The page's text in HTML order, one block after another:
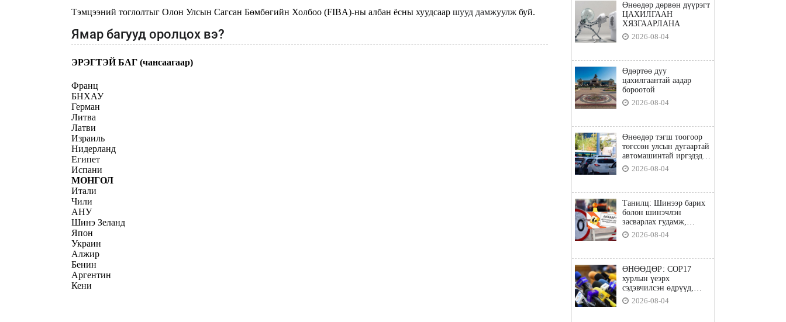
Тэмцээний тоглолтыг Олон Улсын Сагсан Бөмбөгийн Холбоо (FIBA)-ны албан ёсны хуудсаар шууд дамжуулж буй.
Ямар багууд оролцох вэ?
ЭРЭГТЭЙ БАГ (чансаагаар)
Франц
БНХАУ
Герман
Литва
Латви
Израиль
Нидерланд
Египет
Испани
МОНГОЛ
Итали
Чили
АНУ
Шинэ Зеланд
Япон
Украин
Алжир
Бенин
Аргентин
Кени
Өнөөдөр дөрвөн дүүрэгт
ЦАХИЛГААН
ХЯЗГААРЛАНА
2026-08-04
Өдөртөө дуу
цахилгаантай аадар
бороотой
2026-08-04
Өнөөдөр тэгш тоогоор
төгссөн улсын дугаартай
автомашинтай иргэдэд
шатахуун олгоно
2026-08-04
Танилц: Шинээр барих
болон шинэчлэн
засварлах гудамж,
замууд
2026-08-04
ӨНӨӨДӨР: COP17
хурлын үеэрх
сэдэвчилсэн өдрүүд,
үзвэр үйлчилгээний
талаар мэдээлнэ
2026-08-04